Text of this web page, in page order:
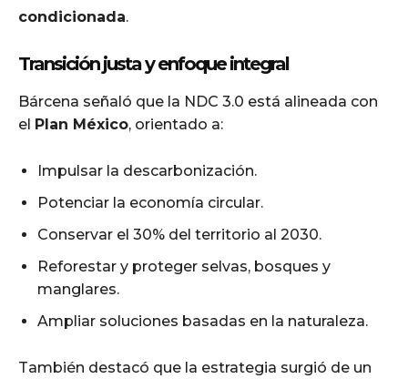
condicionada.
Transición justa y enfoque integral
Bárcena señaló que la NDC 3.0 está alineada con
el Plan México, orientado a:
Impulsar la descarbonización.
Potenciar la economía circular.
Conservar el 30% del territorio al 2030.
Reforestar y proteger selvas, bosques y
manglares.
Ampliar soluciones basadas en la naturaleza.
También destacó que la estrategia surgió de un